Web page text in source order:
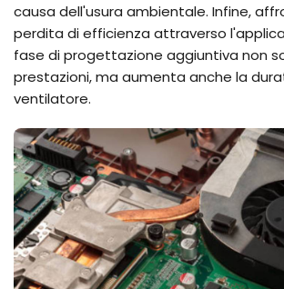
causa dell'usura ambientale. Infine,
perdita di efficienza attraverso
fase di progettazione aggiuntiva non
prestazioni, ma aumenta anche la
ventilatore.